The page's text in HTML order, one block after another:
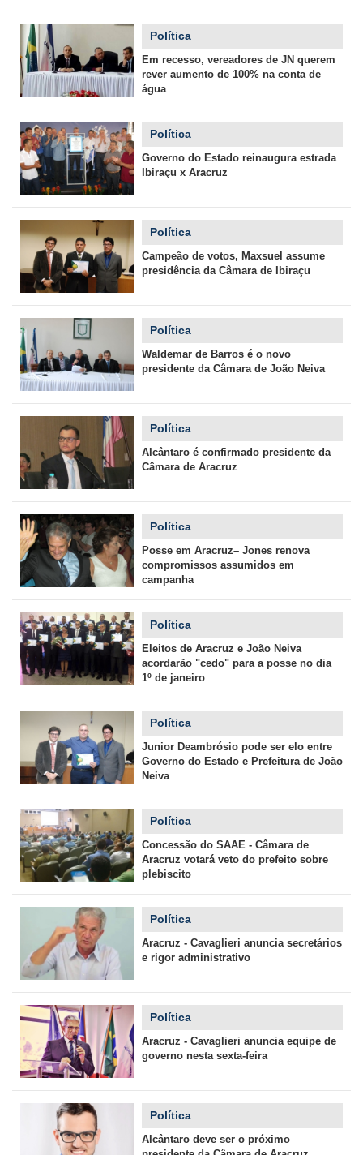
Política
Em recesso, vereadores de JN querem
rever aumento de 100% na conta de
água
Política
Governo do Estado reinaugura estrada
Ibiraçu x Aracruz
Política
Campeão de votos, Maxsuel assume
presidência da Câmara de Ibiraçu
Política
Waldemar de Barros é o novo
presidente da Câmara de João Neiva
Política
Alcântaro é confirmado presidente da
Câmara de Aracruz
Política
Posse em Aracruz– Jones renova
compromissos assumidos em
campanha
Política
Eleitos de Aracruz e João Neiva
acordarão "cedo" para a posse no dia
1º de janeiro
Política
Junior Deambrósio pode ser elo entre
Governo do Estado e Prefeitura de João
Neiva
Política
Concessão do SAAE - Câmara de
Aracruz votará veto do prefeito sobre
plebiscito
Política
Aracruz - Cavaglieri anuncia secretários
e rigor administrativo
Política
Aracruz - Cavaglieri anuncia equipe de
governo nesta sexta-feira
Política
Alcântaro deve ser o próximo